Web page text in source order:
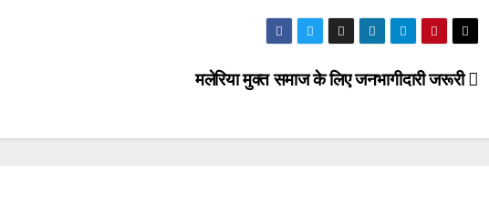
मलेरिया मुक्त समाज के लिए जनभागीदारी जरूरी